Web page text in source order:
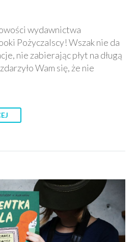
wydawnictwa
Pożyczalscy! Wszak nie da
nie zabierając płyt na długą
Wam się, że nie